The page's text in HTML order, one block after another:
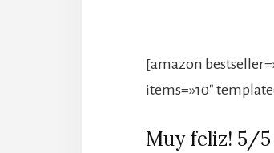
[amazon
items=»10″
Muy feliz! 5/5